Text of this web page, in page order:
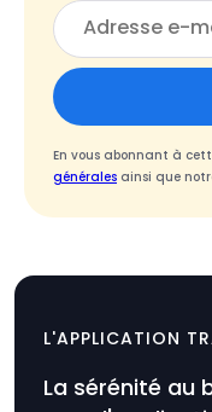
En vous abonnant à
générales ainsi que
L'APPLICATION
La sérénité au